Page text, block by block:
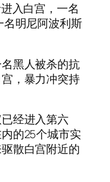
入白宫，一名
名明尼阿波利斯
黑人被杀的抗
，暴力冲突持
经进入第六
的25个城市实
散白宫附近的